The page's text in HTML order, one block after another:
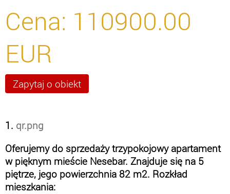
Cena: 110900.00
EUR
1. qr.png
Oferujemy do sprzedaży trzypokojowy apartament
w pięknym mieście Nesebar. Znajduje się na 5
piętrze, jego powierzchnia 82 m2. Rozkład
mieszkania: